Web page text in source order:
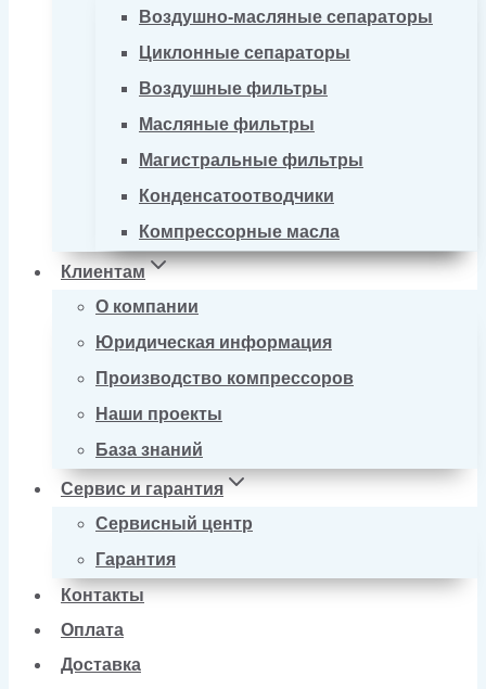
Воздушно-масляные сепараторы
Циклонные сепараторы
Воздушные фильтры
Масляные фильтры
Магистральные фильтры
Конденсатоотводчики
Компрессорные масла
Клиентам
О компании
Юридическая информация
Производство компрессоров
Наши проекты
База знаний
Сервис и гарантия
Сервисный центр
Гарантия
Контакты
Оплата
Доставка